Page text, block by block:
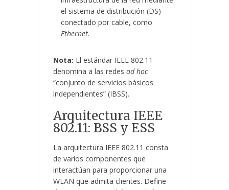
el sistema de distribución (DS)
conectado por cable, como
Ethernet.
Nota: El estándar IEEE 802.11
denomina a las redes ad hoc
“conjunto de servicios básicos
independientes” (IBSS).
Arquitectura IEEE
802.11: BSS y ESS
La arquitectura IEEE 802.11 consta
de varios componentes que
interactúan para proporcionar una
WLAN que admita clientes. Define